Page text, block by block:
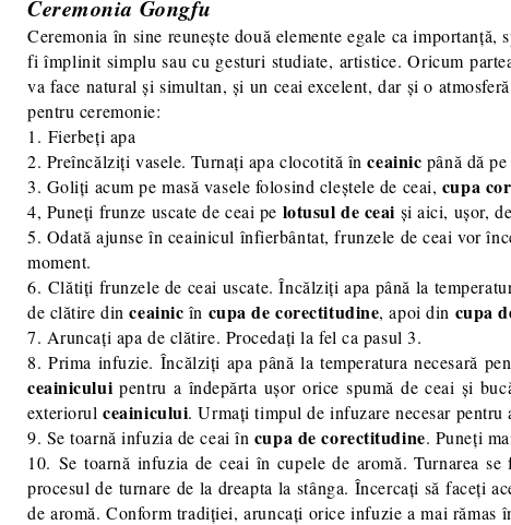
Ceremonia Gongfu
Ceremonia în sine reunește două elemente egale ca
fi împlinit simplu sau cu gesturi studiate, artistice. Oricum
va face natural și simultan, și un ceai excelent, dar și o
pentru ceremonie:
1. Fierbeți apa
2. Preîncălziți vasele. Turnați apa clocotită înceainic până dă
3. Goliți acum pe masă vasele folosind cleștele de ceai, cupa
4, Puneți frunze uscate de ceai pe lotusul de ceai și aici, ușor,
5. Odată ajunse în ceainicul înfierbântat, frunzele de ceai vor
moment.
6. Clătiți frunzele de ceai uscate. Încălziți apa până la
de clătire dinceainic în cupa de corectitudine, apoi din cupa
7. Aruncați apa de clătire. Procedați la fel ca pasul 3.
8. Prima infuzie. Încălziți apa până la temperatura necesară
ceainiculuipentru a îndepărta ușor orice spumă de ceai și
exteriorulceainicului. Urmați timpul de infuzare necesar pentru
9. Se toarnă infuzia de ceai în cupa de corectitudine. Puneți
10. Se toarnă infuzia de ceai în cupele de aromă. Turnarea
procesul de turnare de la dreapta la stânga. Încercați să faceți
de aromă. Conform tradiției, aruncați orice infuzie a mai rămas